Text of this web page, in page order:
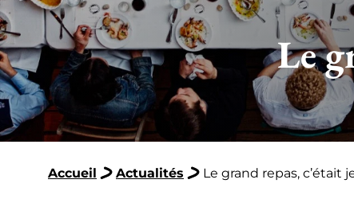
Le
Accueil Actualités Le grand repas, c’était